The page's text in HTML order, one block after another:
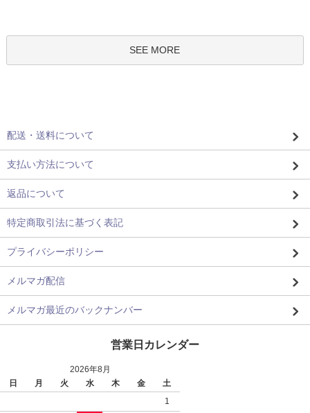
SEE MORE
配送・送料について
支払い方法について
返品について
特定商取引法に基づく表記
プライバシーポリシー
メルマガ配信
メルマガ最近のバックナンバー
営業日カレンダー
2026年8月
日
月 火 水 木 金
土
1